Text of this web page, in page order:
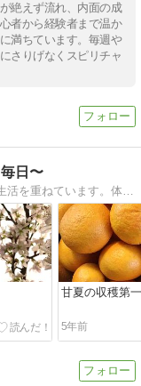
絶えず流れ、内面の成
者から経験者まで温か
満ちています。毎週や
さりげなくスピリチャ
日〜
甘夏の収穫第
5年前